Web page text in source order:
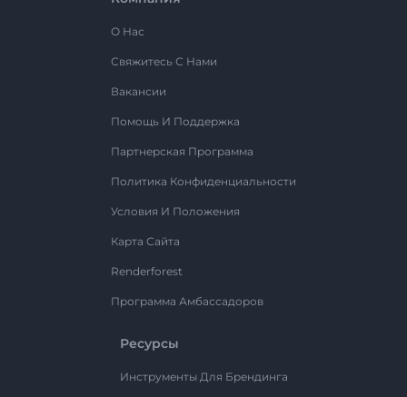
О Нас
Свяжитесь С Нами
Вакансии
Помощь И Поддержка
Партнерская Программа
Политика Конфиденциальности
Условия И Положения
Карта Сайта
Renderforest
Программа Амбассадоров
Ресурсы
Инструменты Для Брендинга